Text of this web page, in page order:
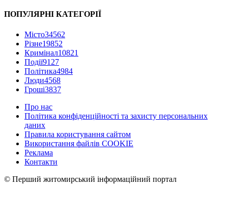
ПОПУЛЯРНІ КАТЕГОРІЇ
Місто34562
Різне19852
Кримінал10821
Події9127
Політика4984
Люди4568
Гроші3837
Про нас
Політика конфіденційності та захисту персональних
даних
Правила користування сайтом
Використання файлів COOKIE
Реклама
Контакти
© Перший житомирський інформаційний портал